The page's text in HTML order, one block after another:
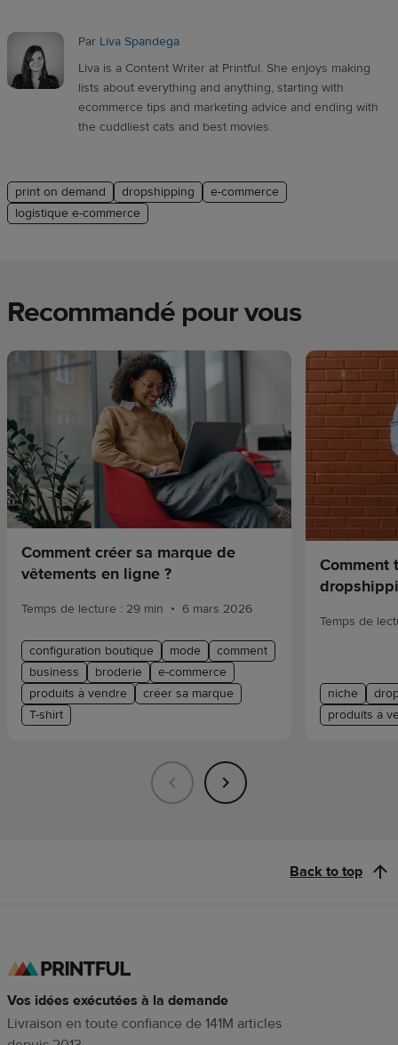
Par Liva Spandega
Liva is a Content Writer at Printful. She enjoys making
lists about everything and anything, starting with
ecommerce tips and marketing advice and ending with
the cuddliest cats and best movies.
print on demand dropshipping
e-commerce
logistique e-commerce
Recommandé pour vous
Comment créer sa marque de
vêtements en ligne ?
Temps de lecture : 29 min • 6 mars 2026
configuration boutique mode
comment
business
broderie
e-commerce
produits à vendre
créer sa marque
T-shirt
Comment
Temps de
niche
produits à
Back to top
Vos idées exécutées à la demande
Livraison en toute confiance de 141M articles